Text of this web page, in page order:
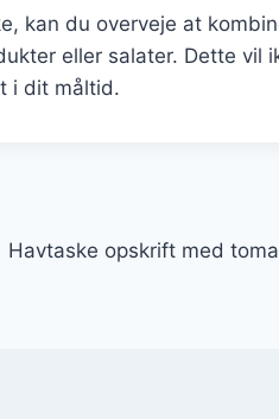
kan du overveje at
eller salater. Dette vil
i dit måltid.
Havtaske opskrift med